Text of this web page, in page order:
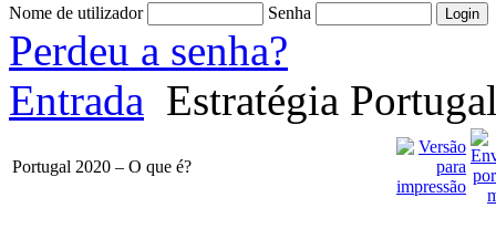
Nome de utilizador Senha
Perdeu a senha?
Entrada Estratégia
Portugal 2020 – O que é?